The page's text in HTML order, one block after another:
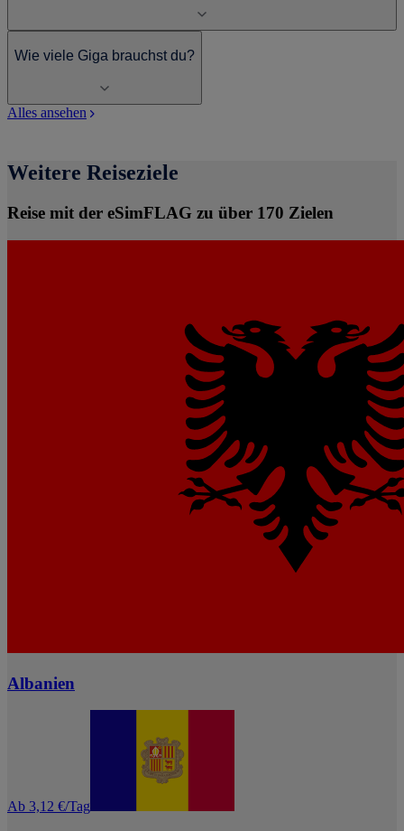
Wie viele Giga brauchst du?
Alles ansehen
Weitere Reiseziele
Reise mit der eSimFLAG zu über 170 Zielen
Albanien
Ab 3,12 €/Tag